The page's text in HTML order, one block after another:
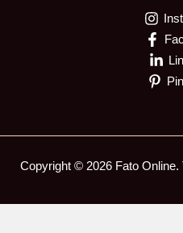
Copyright © 2026 Fato